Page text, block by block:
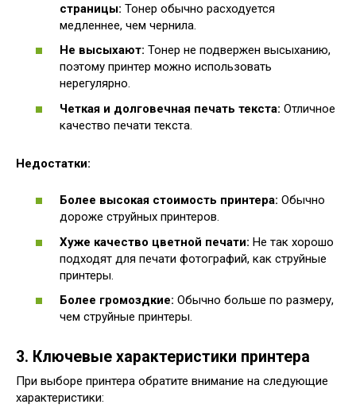
страницы: Тонер обычно расходуется
медленнее, чем чернила.
Не высыхают: Тонер не подвержен высыханию,
поэтому принтер можно использовать
нерегулярно.
Четкая и долговечная печать текста: Отличное
качество печати текста.
Недостатки:
Более высокая стоимость принтера: Обычно
дороже струйных принтеров.
Хуже качество цветной печати: Не так хорошо
подходят для печати фотографий, как струйные
принтеры.
Более громоздкие: Обычно больше по размеру,
чем струйные принтеры.
3. Ключевые характеристики принтера
При выборе принтера обратите внимание на следующие
характеристики: